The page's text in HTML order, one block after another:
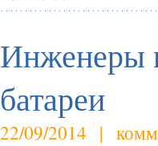
Инженеры
батареи
22/09/2014 |